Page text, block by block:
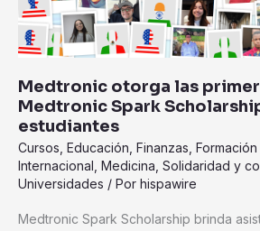
Medtronic otorga las
Medtronic Spark
estudiantes
Cursos Educación Finanzas
Internacional Medicina Solidaridad y
Universidades / Por hispawire
Medtronic Spark Scholarship brinda